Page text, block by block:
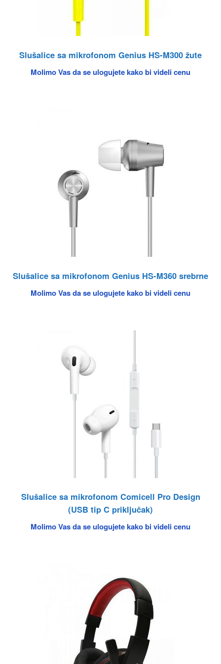
Slušalice sa mikrofonom Genius HS-M300 žute
Molimo Vas da se ulogujete kako bi videli cenu
Slušalice sa mikrofonom Genius HS-M360 srebrne
Molimo Vas da se ulogujete kako bi videli cenu
Slušalice sa mikrofonom Comicell Pro Design
(USB tip C priključak)
Molimo Vas da se ulogujete kako bi videli cenu